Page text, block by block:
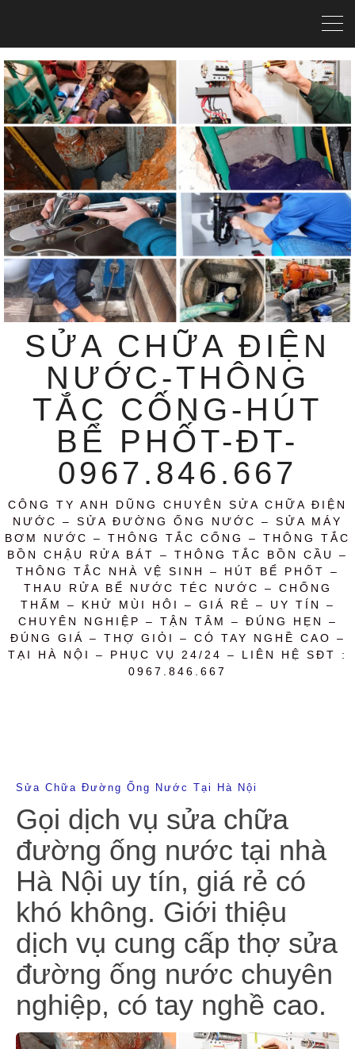
SỬA CHỮA ĐIỆN
NƯỚC-THÔNG
TẮC CỐNG-HÚT
BỂ PHỐT-ĐT-
0967.846.667
CÔNG TY ANH DŨNG CHUYÊN SỬA CHỮA ĐIỆN
NƯỚC – SỬA ĐƯỜNG ỐNG NƯỚC – SỬA MÁY
BƠM NƯỚC – THÔNG TẮC CỐNG – THÔNG TẮC
BỒN CHẬU RỬA BÁT – THÔNG TẮC BỒN CẦU –
THÔNG TẮC NHÀ VỆ SINH – HÚT BỂ PHỐT –
THAU RỬA BỂ NƯỚC TÉC NƯỚC – CHỐNG
THẤM – KHỬ MÙI HÔI – GIÁ RẺ – UY TÍN –
CHUYÊN NGHIỆP – TẬN TÂM – ĐÚNG HẸN –
ĐÚNG GIÁ – THỢ GIỎI – CÓ TAY NGHỀ CAO –
TẠI HÀ NỘI – PHỤC VỤ 24/24 – LIÊN HỆ SĐT :
0967.846.667
Sửa Chữa Đường Ống Nước Tại Hà Nội
Gọi dịch vụ sửa chữa
đường ống nước tại nhà
Hà Nội uy tín, giá rẻ có
khó không. Giới thiệu
dịch vụ cung cấp thợ sửa
đường ống nước chuyên
nghiệp, có tay nghề cao.